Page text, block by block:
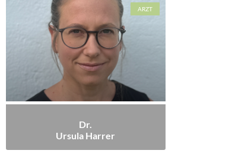
ARZT
Dr.
Ursula Harrer